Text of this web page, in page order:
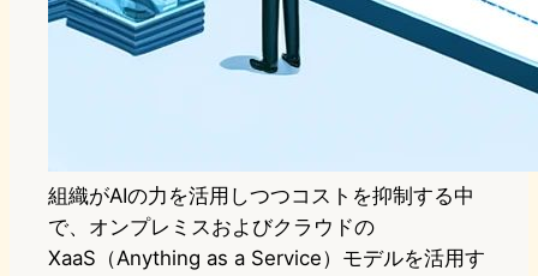
組織がAIの力を活用しつつコストを抑制する中
で、オンプレミスおよびクラウドの
XaaS（Anything as a Service）モデルを活用す